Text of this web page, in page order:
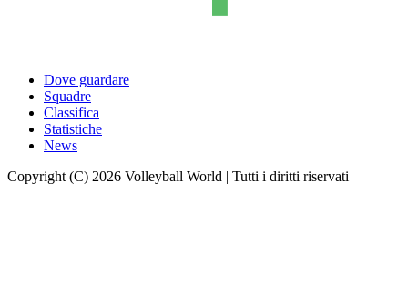
Dove guardare
Squadre
Classifica
Statistiche
News
Copyright (C) 2026 Volleyball World | Tutti i diritti riservati